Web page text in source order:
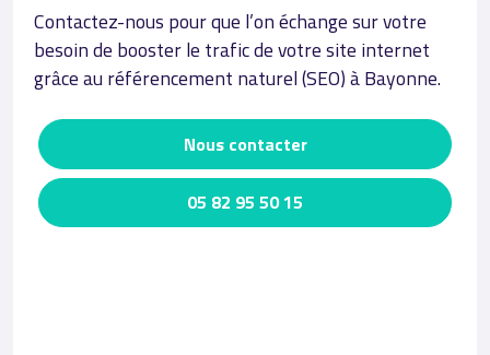
Contactez-nous pour que l’on échange sur votre
besoin de booster le trafic de votre site internet
grâce au référencement naturel (SEO) à Bayonne.
Nous contacter
05 82 95 50 15